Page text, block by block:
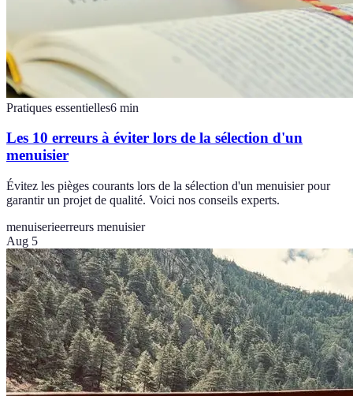
Pratiques essentielles6 min
Les 10 erreurs à éviter lors de la sélection d'un
menuisier
Évitez les pièges courants lors de la sélection d'un menuisier pour
garantir un projet de qualité. Voici nos conseils experts.
menuiserieerreurs menuisier
Aug 5